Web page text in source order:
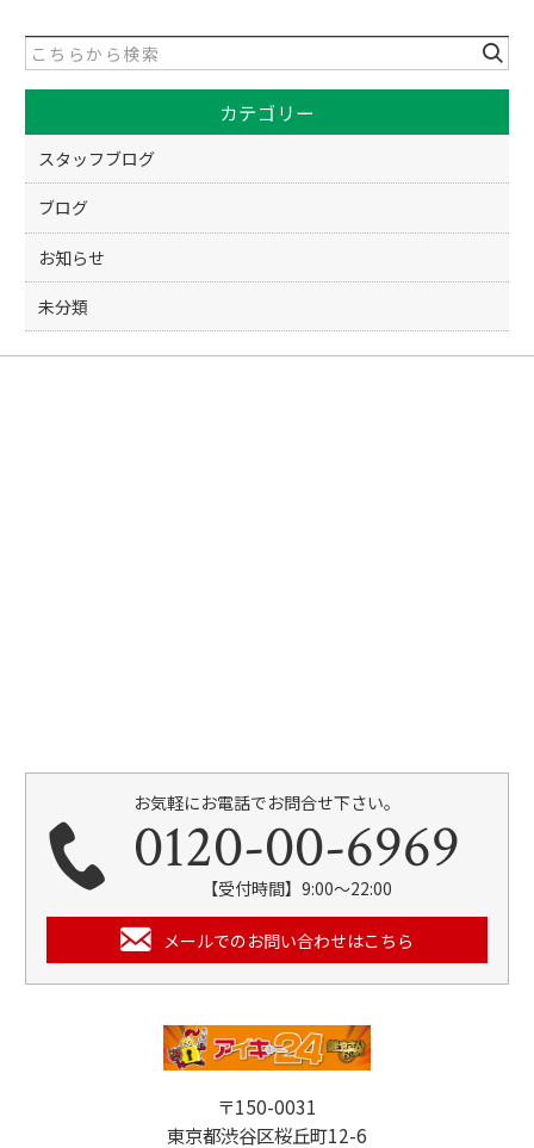
カテゴリー
スタッフブログ
ブログ
お知らせ
未分類
お気軽にお電話でお問合せ下さい。
0120-00-6969
【受付時間】9:00～22:00
メールでのお問い合わせはこちら
〒150-0031
東京都渋谷区桜丘町12-6